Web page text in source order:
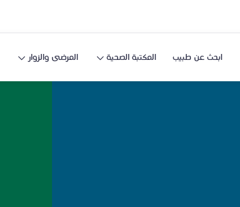
ابحث عن طبيب المكتبة الصحية المرضى والزوار